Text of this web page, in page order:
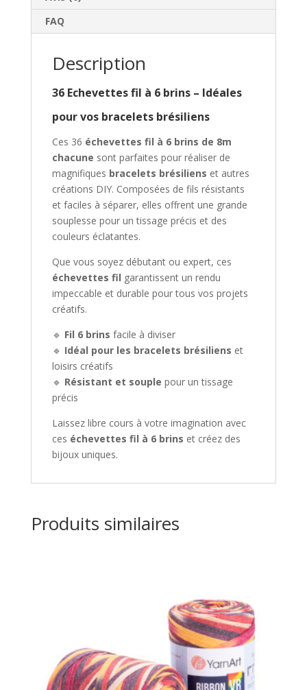
FAQ
Description
36 Echevettes fil à 6 brins – Idéales
pour vos bracelets brésiliens
Ces 36 échevettes fil à 6 brins de 8m
chacune sont parfaites pour réaliser de
magnifiques bracelets brésiliens et autres
créations DIY. Composées de fils résistants
et faciles à séparer, elles offrent une grande
souplesse pour un tissage précis et des
couleurs éclatantes.
Que vous soyez débutant ou expert, ces
échevettes fil garantissent un rendu
impeccable et durable pour tous vos projets
créatifs.
🔹 Fil 6 brins facile à diviser
🔹 Idéal pour les bracelets brésiliens et
loisirs créatifs
🔹 Résistant et souple pour un tissage
précis
Laissez libre cours à votre imagination avec
ces échevettes fil à 6 brins et créez des
bijoux uniques.
Produits similaires